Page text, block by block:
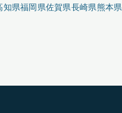
知県福岡県佐賀県長崎県熊本県